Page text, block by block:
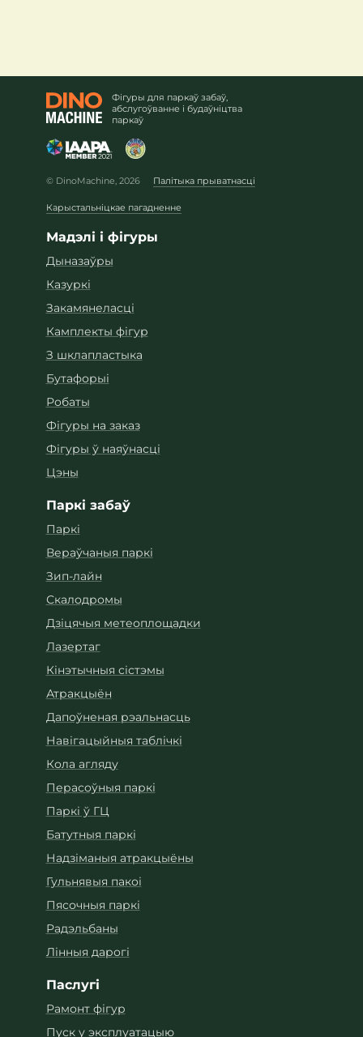
Фігуры для паркаў забаў,
абслугоўванне і будаўніцтва
паркаў
© DinoMachine, 2026 Палітыка прыватнасці
Карыстальніцкае пагадненне
Мадэлі і фігуры
Дыназаўры
Казуркі
Закамянеласці
Камплекты фігур
З шклапластыка
Бутафорыі
Робаты
Фігуры на заказ
Фігуры ў наяўнасці
Цэны
Паркі забаў
Паркі
Вераўчаныя паркі
Зип-лайн
Скалодромы
Дзіцячыя метеоплощадки
Лазертаг
Кінэтычныя сістэмы
Атракцыён
Дапоўненая рэальнасць
Навігацыйныя таблічкі
Кола агляду
Перасоўныя паркі
Паркі ў ГЦ
Батутныя паркі
Надзіманыя атракцыёны
Гульнявыя пакоі
Пясочныя паркі
Радэльбаны
Лінныя дарогі
Паслугі
Рамонт фігур
Пуск у эксплуатацыю